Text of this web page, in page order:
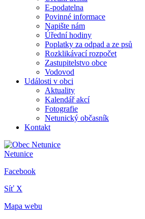
E-podatelna
Povinné informace
Napište nám
Úřední hodiny
Poplatky za odpad a ze psů
Rozklikávací rozpočet
Zastupitelstvo obce
Vodovod
Události v obci
Aktuality
Kalendář akcí
Fotografie
Netunický občasník
Kontakt
Netunice
Facebook
Síť X
Mapa webu